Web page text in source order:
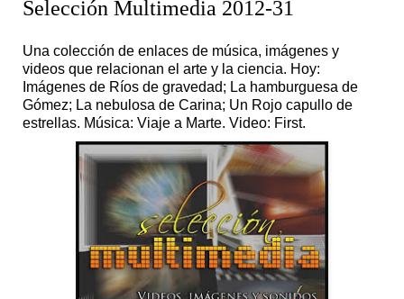
Selección Multimedia 2012-31
Una colección de enlaces de música, imágenes y
videos que relacionan el arte y la ciencia. Hoy:
Imágenes de Ríos de gravedad; La hamburguesa de
Gómez; La nebulosa de Carina; Un Rojo capullo de
estrellas. Música: Viaje a Marte. Video: First.